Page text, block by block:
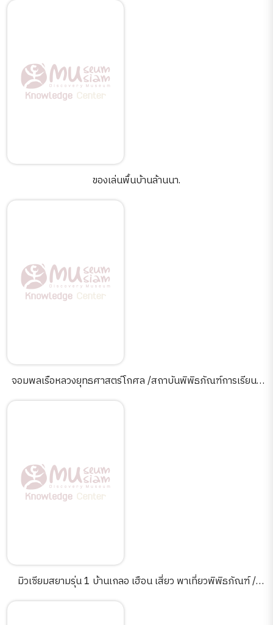
ของเล่นพื้นบ้านล้านนา.
จอมพลเรือหลวงยุทธศาสตร์โกศล /สถาบันพิพิธภัณฑ์การเรียนรู้
มิวเซียมสยามรุ่น 1 บ้านเกลอ เฮือน เสี่ยว พาเที่ยวพิพิธภัณฑ์ /